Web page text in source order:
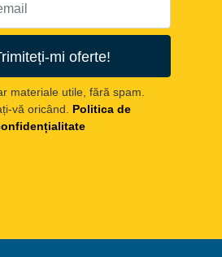
mi oferte!
materiale utile, fără spam.
vă oricând.
Politica de